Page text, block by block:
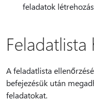
feladatok
Feladatlista
A feladatlista
befejezésük után
feladatokat.